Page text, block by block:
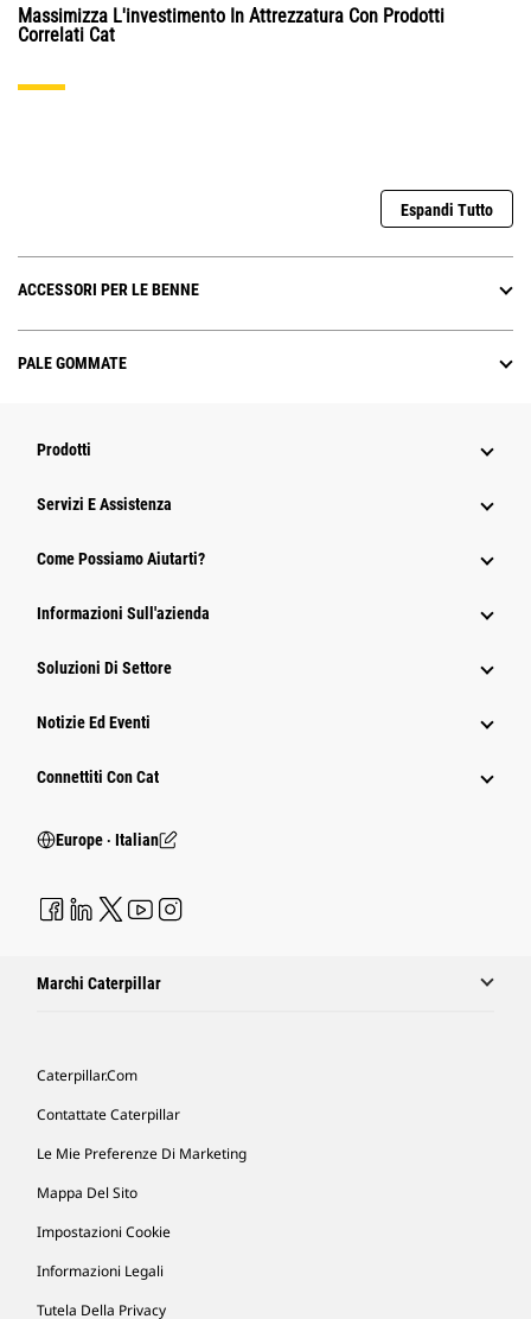
Massimizza L'investimento In Attrezzatura Con Prodotti
Correlati Cat
Espandi Tutto
ACCESSORI PER LE BENNE
PALE GOMMATE
Prodotti
Servizi E Assistenza
Come Possiamo Aiutarti?
Informazioni Sull'azienda
Soluzioni Di Settore
Notizie Ed Eventi
Connettiti Con Cat
Europe ‧ Italian
Marchi Caterpillar
Caterpillar.com
Contattate Caterpillar
Le Mie Preferenze Di Marketing
Mappa Del Sito
Impostazioni Cookie
Informazioni Legali
Tutela Della Privacy